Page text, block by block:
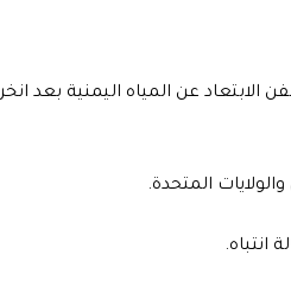
عن المياه اليمنية بعد
المتحدة.